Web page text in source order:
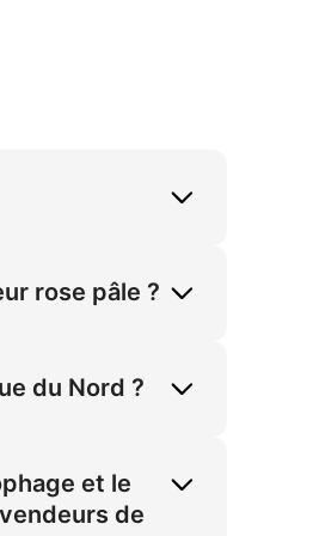
une
de
rose pâle ?
des coûts
du Nord ?
premium.
et le
de